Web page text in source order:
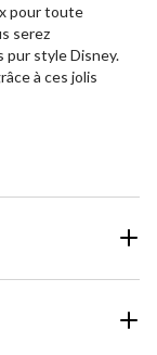
pour toute
serez
pur style Disney.
à ces jolis